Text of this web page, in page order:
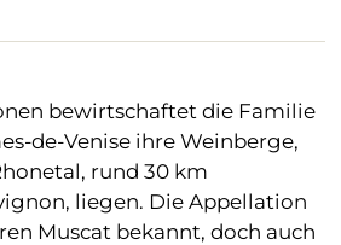
bewirtschaftet die Familie
de-Venise ihre Weinberge,
rund 30 km
liegen. Die Appellation
Muscat bekannt, doch auch